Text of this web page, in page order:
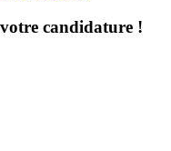
candidature !